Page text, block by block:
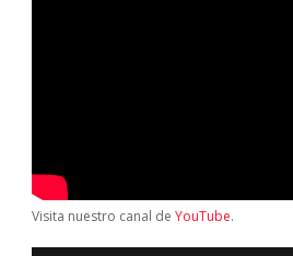
Visita nuestro canal de YouTube.